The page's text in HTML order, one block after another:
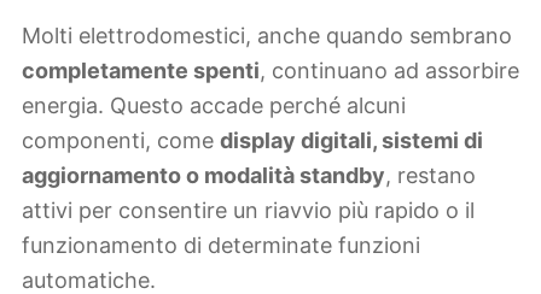
Molti elettrodomestici, anche quando sembrano
completamente spenti, continuano ad assorbire
energia. Questo accade perché alcuni
componenti, come display digitali, sistemi di
aggiornamento o modalità standby, restano
attivi per consentire un riavvio più rapido o il
funzionamento di determinate funzioni
automatiche.